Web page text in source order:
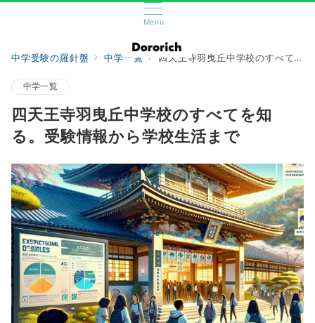
Menu
中学受験の羅針盤 中学一覧 四天王寺羽曳丘中学校のすべてを知る。受験情報から学校生活まで
中学一覧
四天王寺羽曳丘中学校のすべてを知
る。受験情報から学校生活まで